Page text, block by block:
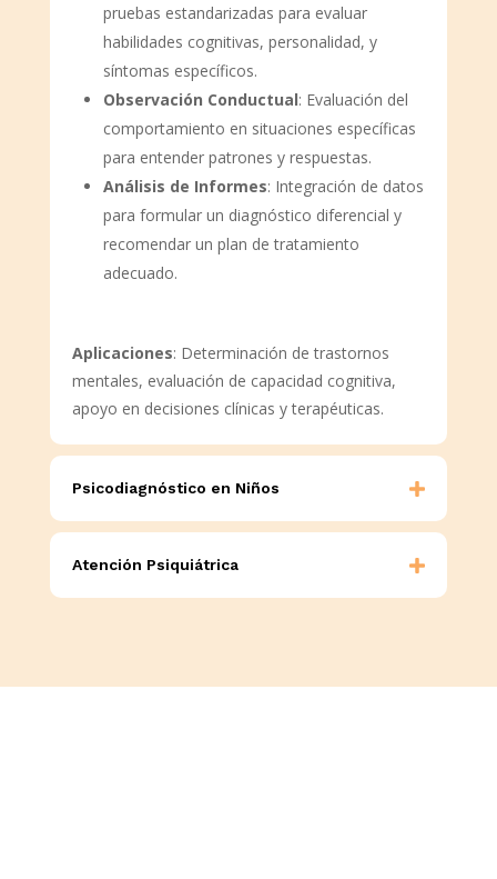
pruebas estandarizadas para evaluar
habilidades cognitivas, personalidad, y
síntomas específicos.
Observación Conductual: Evaluación del
comportamiento en situaciones específicas
para entender patrones y respuestas.
Análisis de Informes: Integración de datos
para formular un diagnóstico diferencial y
recomendar un plan de tratamiento
adecuado.
Aplicaciones: Determinación de trastornos
mentales, evaluación de capacidad cognitiva,
apoyo en decisiones clínicas y terapéuticas.
Psicodiagnóstico en Niños
Atención Psiquiátrica